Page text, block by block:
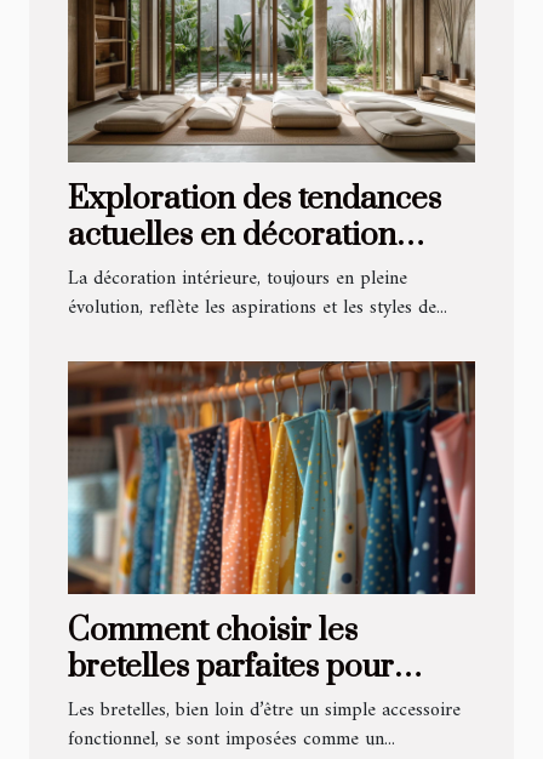
Exploration des tendances
actuelles en décoration
intérieure
La décoration intérieure, toujours en pleine
évolution, reflète les aspirations et les styles de...
Comment choisir les
bretelles parfaites pour
chaque occasion
Les bretelles, bien loin d’être un simple accessoire
fonctionnel, se sont imposées comme un...